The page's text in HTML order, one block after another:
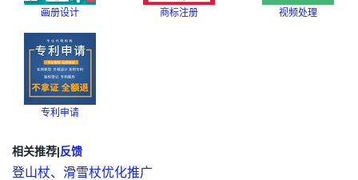
画册设计 商标注册 视频处理
专利申请
相关推荐|反馈
登山杖、滑雪杖优化推广